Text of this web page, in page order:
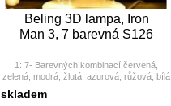
Beling 3D lampa, Iron
Man 3, 7 barevná S126
1: 7- Barevných kombinací červená,
zelená, modrá, žlutá, azurová, růžová, bílá
rozsvítí jedna barva, stisknutím tlačítka se
skladem